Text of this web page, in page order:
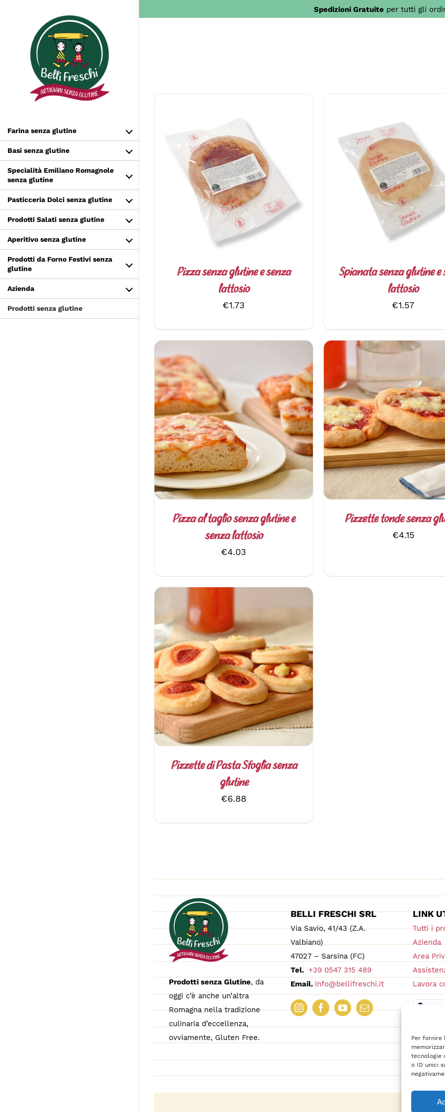
Per fornire
tecnologie
o ID unici
contenuto
Farina senza glutine
Basi senza glutine
Specialità Emiliano Romagnole
senza glutine
Pasticceria Dolci senza glutine
Prodotti Salati senza glutine
Aperitivo senza glutine
Prodotti da Forno Festivi senza
glutine
Azienda
Prodotti senza glutine
Spedizioni Gratuiteper tutti gli
AGGIUNGI AL CARRELLO
/
DETTAGLI
Pizza senza glutine e senza
lattosio
€1.73
AGGIUNGI AL CARRELLO
DETTAGLI
Spianata senza glutine e
lattosio
€1.57
AGGIUNGI AL CARRELLO
/
DETTAGLI
Pizza al taglio senza glutine e
senza lattosio
€4.03
AGGIUNGI AL CARRELLO
DETTAGLI
Pizzette tonde senza
€4.15
AGGIUNGI AL CARRELLO
/
DETTAGLI
Pizzette di Pasta Sfoglia senza
glutine
€6.88
Prodotti senza Glutine, da
oggi c’è anche un’altra
Romagna nella tradizione
culinaria d’eccellenza,
ovviamente, Gluten Free.
BELLI FRESCHI SRL
Via Savio, 41/43 (Z.A.
Valbiano)
47027 – Sarsina (FC)
Tel. +39 0547 315 489
Email. info@bellifreschi.it
LINK
Tutti i
Azienda
Area
Lavora